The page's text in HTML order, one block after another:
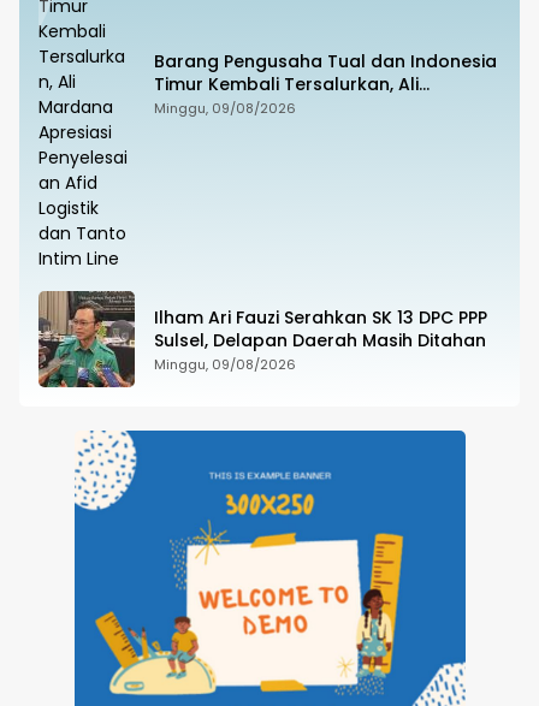
Barang Pengusaha Tual dan Indonesia
Timur Kembali Tersalurkan, Ali
Mardana Apresiasi Penyelesaian Afid
Minggu, 09/08/2026
Ilham Ari Fauzi Serahkan SK 13 DPC PPP
Sulsel, Delapan Daerah Masih Ditahan
Minggu, 09/08/2026